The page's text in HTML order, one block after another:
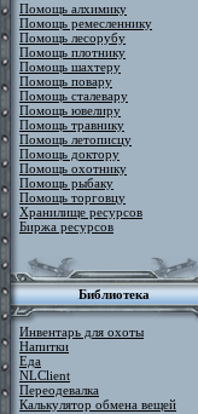
Помощь алхимику
Помощь ремесленнику
Помощь лесорубу
Помощь плотнику
Помощь шахтеру
Помощь повару
Помощь сталевару
Помощь ювелиру
Помощь травнику
Помощь летописцу
Помощь доктору
Помощь охотнику
Помощь рыбаку
Помощь торговцу
Хранилище ресурсов
Биржа ресурсов
Библиотека
Инвентарь для охоты
Напитки
Еда
NLClient
Переодевалка
Калькулятор обмена вещей